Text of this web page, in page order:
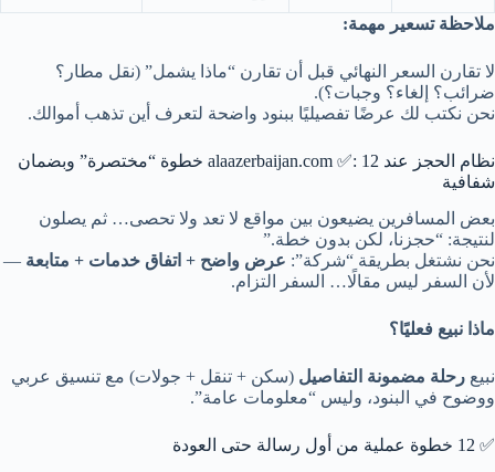
ملاحظة تسعير مهمة:
لا تقارن السعر النهائي قبل أن تقارن “ماذا يشمل” (نقل مطار؟
ضرائب؟ إلغاء؟ وجبات؟).
نحن نكتب لك عرضًا تفصيليًا ببنود واضحة لتعرف أين تذهب أموالك.
نظام الحجز عند alaazerbaijan.com ✅: 12 خطوة “مختصرة” وبضمان
شفافية
بعض المسافرين يضيعون بين مواقع لا تعد ولا تحصى… ثم يصلون
لنتيجة: “حجزنا، لكن بدون خطة.”
نحن نشتغل بطريقة “شركة”: عرض واضح + اتفاق خدمات + متابعة —
لأن السفر ليس مقالًا… السفر التزام.
ماذا نبيع فعليًا؟
نبيع رحلة مضمونة التفاصيل (سكن + تنقل + جولات) مع تنسيق عربي
ووضوح في البنود، وليس “معلومات عامة”.
✅ 12 خطوة عملية من أول رسالة حتى العودة